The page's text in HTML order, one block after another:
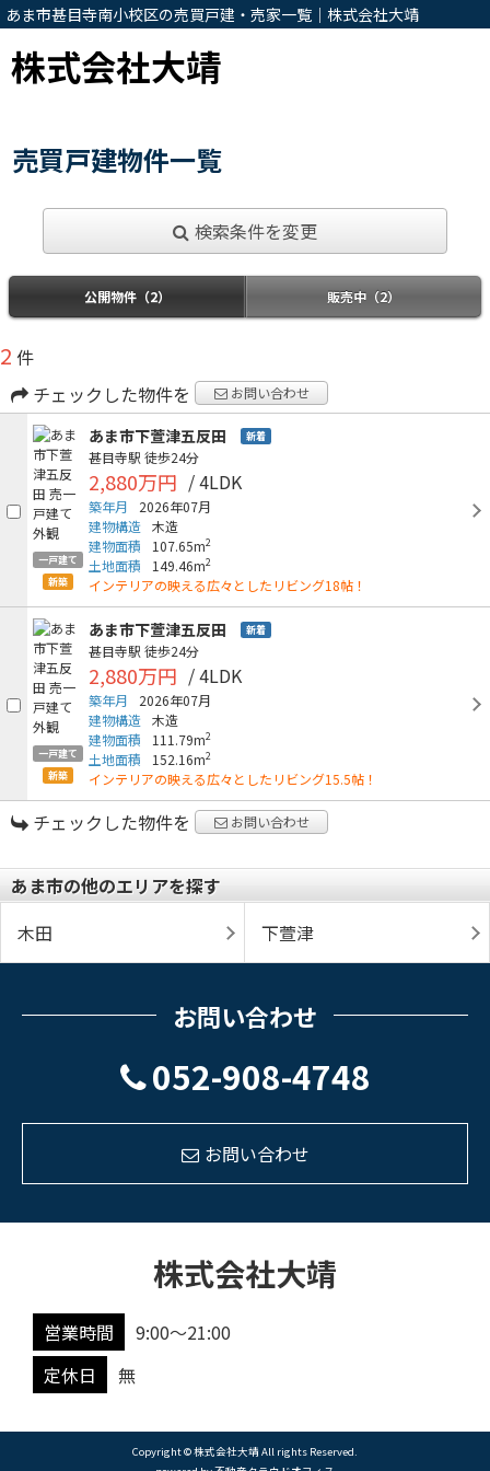
あま市甚目寺南小校区の売買戸建・売家一覧｜株式会社大靖
株式会社大靖
売買戸建物件一覧
検索条件を変更
公開物件（2） 販売中（2）
2 件
チェックした物件を
お問い合わせ
一戸建て
新築
あま市下萱津五反田 新着
甚目寺駅 徒歩24分
2,880万円 / 4LDK
築年月
2026年07月
建物構造 木造
建物面積
107.65m2
土地面積 149.46m2
インテリアの映える広々としたリビング18帖！
一戸建て
新築
あま市下萱津五反田 新着
甚目寺駅 徒歩24分
2,880万円 / 4LDK
築年月
2026年07月
建物構造 木造
建物面積
111.79m2
土地面積 152.16m2
インテリアの映える広々としたリビング15.5帖！
チェックした物件を お問い合わせ
あま市の他のエリアを探す
木田
下萱津
お問い合わせ
052-908-4748
お問い合わせ
株式会社大靖
営業時間
9:00～21:00
定休日
無
Copyright © 株式会社大靖 All rights Reserved.